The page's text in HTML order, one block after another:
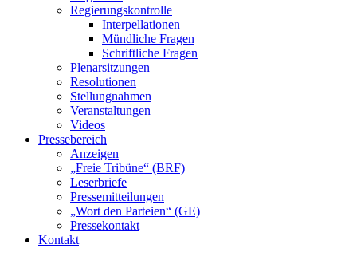
Regierungskontrolle
Interpellationen
Mündliche Fragen
Schriftliche Fragen
Plenarsitzungen
Resolutionen
Stellungnahmen
Veranstaltungen
Videos
Pressebereich
Anzeigen
„Freie Tribüne“ (BRF)
Leserbriefe
Pressemitteilungen
„Wort den Parteien“ (GE)
Pressekontakt
Kontakt